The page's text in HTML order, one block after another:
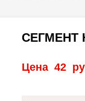
СЕГМЕНТ
Цена 42